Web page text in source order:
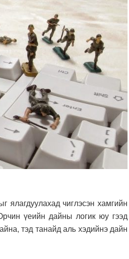
ялагдуулахад чиглэсэн хамгийн
үеийн дайны логик юу гээд
тэд танайд аль хэдийнэ дайн